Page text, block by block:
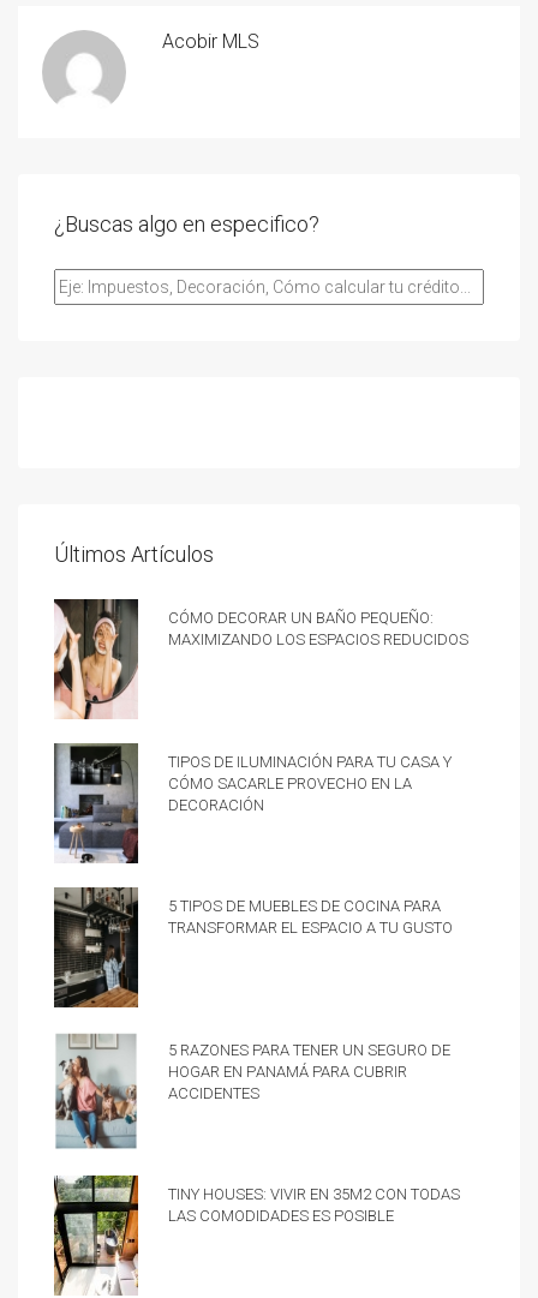
Acobir MLS
¿Buscas algo en especifico?
Últimos Artículos
Cómo decorar un baño pequeño:
Maximizando los espacios reducidos
Tipos de iluminación para tu casa y
cómo sacarle provecho en la
decoración
5 tipos de muebles de cocina para
transformar el espacio a tu gusto
5 razones para tener un Seguro de
hogar en Panamá para cubrir
accidentes
Tiny Houses: vivir en 35m2 con todas
las comodidades es posible